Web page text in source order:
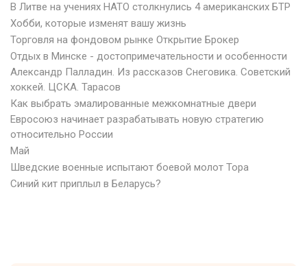
В Литве на учениях НАТО столкнулись 4 американских БТР
Хобби, которые изменят вашу жизнь
Торговля на фондовом рынке Открытие Брокер
Отдых в Минске - достопримечательности и особенности
Александр Палладин. Из рассказов Снеговика. Советский
хоккей. ЦСКА. Тарасов
Как выбрать эмалированные межкомнатные двери
Евросоюз начинает разрабатывать новую стратегию
относительно России
Май
Шведские военные испытают боевой молот Тора
Синий кит приплыл в Беларусь?